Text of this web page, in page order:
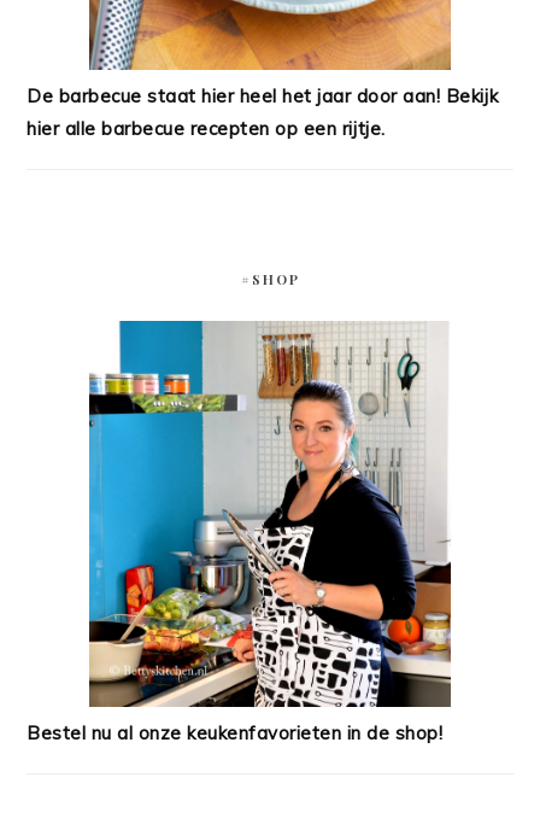
De barbecue staat hier heel het jaar door aan! Bekijk
hier alle barbecue recepten op een rijtje.
#SHOP
Bestel nu al onze keukenfavorieten in de shop!